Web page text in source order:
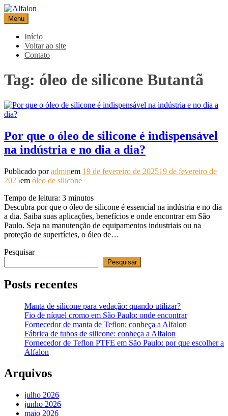
Pular
para
o
conteúdo
Alfalon
comércio e serviços pertinentes aos produtos de embalagens
Menu
Início
Voltar ao site
Contato
Tag: óleo de silicone Butantã
Por que o óleo de silicone é indispensável
na indústria e no dia a dia?
Publicado poradminem 19 de fevereiro de 202519 de fevereiro de
2025em óleo de silicone
Tempo de leitura: 3 minutos
Descubra por que o óleo de silicone é essencial na indústria e no dia
a dia. Saiba suas aplicações, benefícios e onde encontrar em São
Paulo. Seja na manutenção de equipamentos industriais ou na
proteção de superfícies, o óleo de…
Pesquisar
Pesquisar
Posts recentes
Manta de silicone para vedação: quando utilizar?
Fio de níquel cromo em São Paulo: onde encontrar
Fornecedor de manta de Teflon: conheça a Alfalon
Fábrica de tubos de silicone: conheça a Alfalon
Fornecedor de Teflon PTFE em São Paulo: por que escolher a
Alfalon
Arquivos
julho 2026
junho 2026
maio 2026